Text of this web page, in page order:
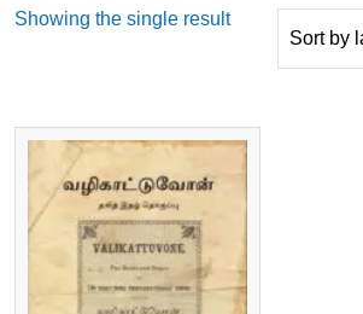
Showing the single result